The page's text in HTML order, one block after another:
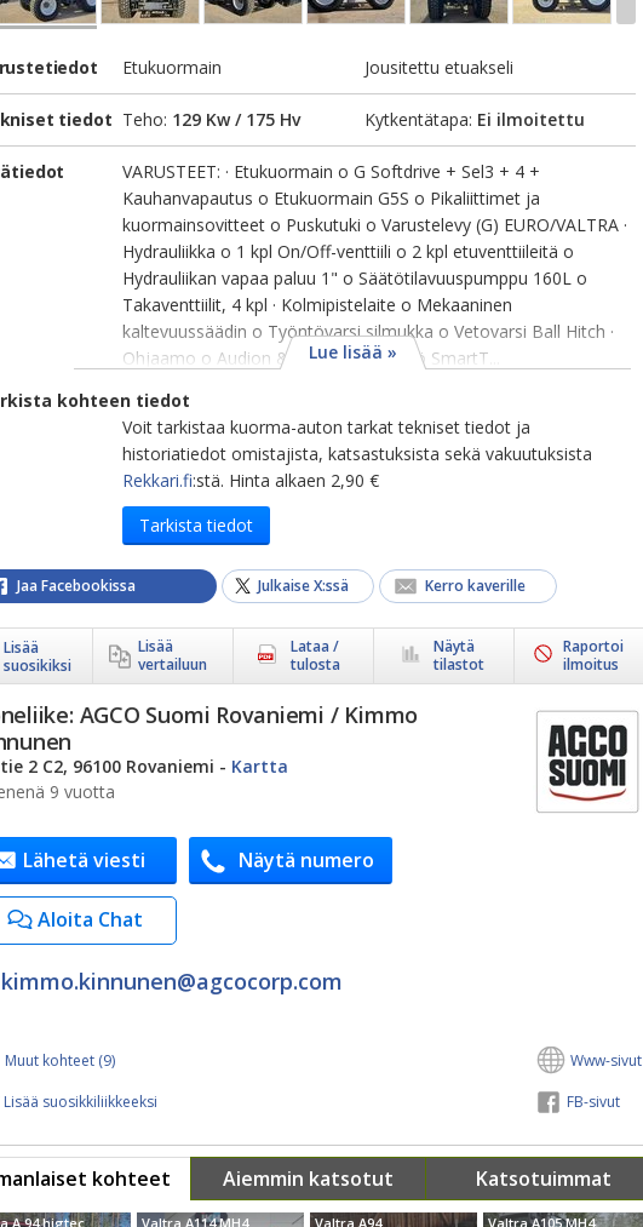
Etukuormain Jousitettu etuakseli
tiedot Teho: 129 Kw / 175 Hv Kytkentätapa: Ei ilmoitettu
VARUSTEET: · Etukuormain o G Softdrive + Sel3 + 4 +
Kauhanvapautus o Etukuormain G5S o Pikaliittimet ja
kuormainsovitteet o Puskutuki o Varustelevy (G) EURO/VALTRA ·
Hydrauliikka o 1 kpl On/Off-venttiili o 2 kpl etuventtiileitä o
Hydrauliikan vapaa paluu 1" o Säätötilavuuspumppu 160L o
Takaventtiilit, 4 kpl · Kolmipistelaite o Mekaaninen
kaltevuussäädin o Työntövarsi silmukka o Vetovarsi Ball Hitch ·
Ohjaamo o Audion & Puhelimen säätö SmartT...
Lue lisää »
kohteen tiedot
Voit tarkistaa kuorma-auton tarkat tekniset tiedot ja
historiatiedot omistajista, katsastuksista sekä vakuutuksista
Rekkari.fi:stä. Hinta alkaen 2,90 €
Tarkista tiedot
Jaa Facebookissa Julkaise X:ssä Kerro kaverille
Lisää
suosikiksi
Lisää
vertailuun
Lataa /
tulosta
Näytä
tilastot
Raportoi
ilmoitus
AGCO Suomi Rovaniemi / Kimmo
2 C2, 96100 Rovaniemi - Kartta
9 vuotta
Lähetä viesti Näytä numero
Aloita Chat
kimmo.kinnunen@​agcocorp.com
Muut kohteet (9)
Lisää suosikkiliikkeeksi
Www-sivut
FB-sivut
kohteet Aiemmin katsotut Katsotuimmat
A 94 higtec
Valtra A114 MH4
Valtra A94
Valtra A105 MH4